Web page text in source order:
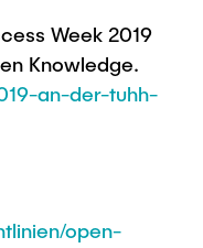
Week 2019
Knowledge.
an-der-tuhh-
open-